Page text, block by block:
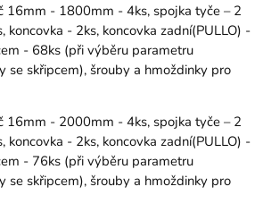
16mm - 1800mm - 4ks, spojka tyče – 2
koncovka - 2ks, koncovka zadní(PULLO) -
- 68ks (při výběru parametru
se skřipcem), šrouby a hmoždinky pro
16mm - 2000mm - 4ks, spojka tyče – 2
koncovka - 2ks, koncovka zadní(PULLO) -
- 76ks (při výběru parametru
se skřipcem), šrouby a hmoždinky pro